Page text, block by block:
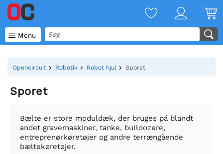
 Menu
Opencircuit Robotik Robot hjul Sporet
Sporet
Bælte er store moduldæk, der bruges på blandt
andet gravemaskiner, tanke, bulldozere,
entreprenørkøretøjer og andre terrængående
bæltekøretøjer.